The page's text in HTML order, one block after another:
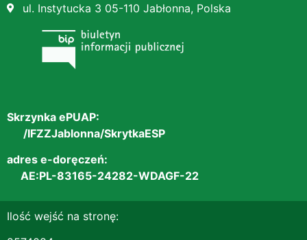
ul. Instytucka 3 05-110 Jabłonna, Polska
Skrzynka ePUAP:
/IFZZJablonna/SkrytkaESP
adres e-doręczeń:
AE:PL-83165-24282-WDAGF-22
Ilość wejść na stronę: